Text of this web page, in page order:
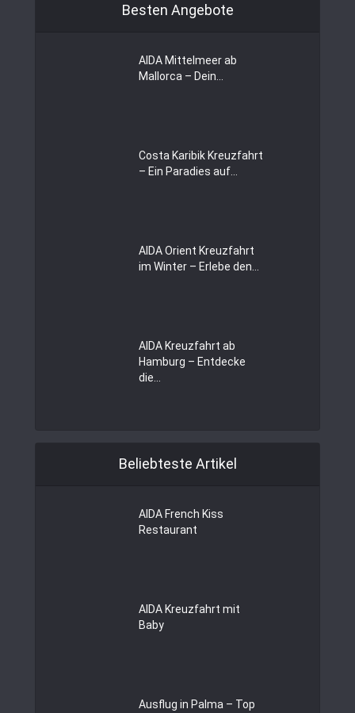
Besten Angebote
AIDA Mittelmeer ab
Mallorca – Dein...
Costa Karibik Kreuzfahrt
– Ein Paradies auf...
AIDA Orient Kreuzfahrt
im Winter – Erlebe den...
AIDA Kreuzfahrt ab
Hamburg – Entdecke
die...
Beliebteste Artikel
AIDA French Kiss
Restaurant
AIDA Kreuzfahrt mit
Baby
Ausflug in Palma – Top